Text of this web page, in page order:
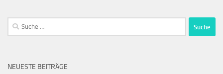
Suche
nach:
NEUESTE BEITRÄGE